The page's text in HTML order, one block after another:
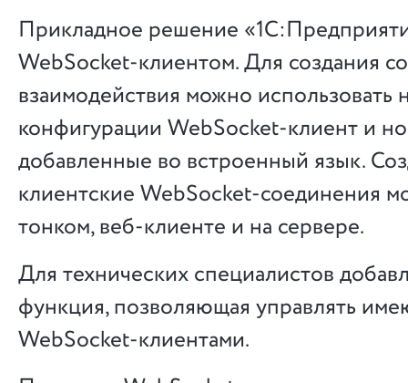
Прикладное решение
WebSocket-клиентом. Для создания
взаимодействия можно использовать
конфигурации WebSocket-клиент и
добавленные во встроенный язык.
клиентские WebSocket-соединения
тонком, веб-клиенте и на сервере.
Для технических специалистов
функция, позволяющая управлять
WebSocket-клиентами.